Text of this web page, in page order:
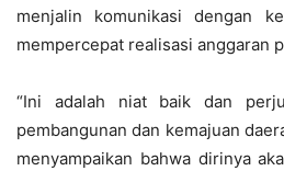
menjalin komunikasi dengan
mempercepat realisasi anggaran
“Ini adalah niat baik dan
pembangunan dan kemajuan
menyampaikan bahwa dirinya